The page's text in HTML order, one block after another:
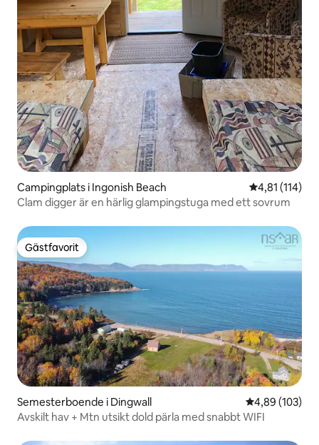
Campingplats i Ingonish Beach 4,81 av 5 i
4,81 (114)
Clam digger är en härlig glampingstuga med ett sovrum
Gästfavorit
Gästfavorit
Semesterboende i Dingwall 4,89 av 5 i
4,89 (103)
Avskilt hav + Mtn utsikt dold pärla med snabbt WIFI